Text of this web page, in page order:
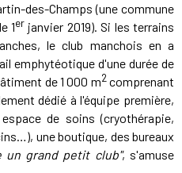
des-Champs (une commune
1er janvier 2019). Si les terrains
le club manchois en a
emphytéotique d'une durée de
de 1 000 m2comprenant
dédié à l'équipe première,
de soins (cryothérapie,
une boutique, des bureaux
un grand petit club", s'amuse